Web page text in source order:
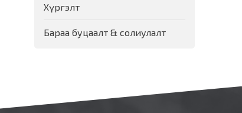
Хүргэлт
Бараа буцаалт & солиулалт